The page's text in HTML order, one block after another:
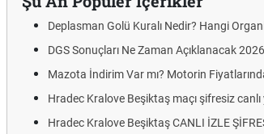
Deplasman Golü Kuralı Nedir? Hangi
DGS Sonuçları Ne Zaman Açıklanacak
Mazota İndirim Var mı? Motorin
Hradec Kralove Beşiktaş maçı şifresiz canlı
Hradec Kralove Beşiktaş CANLI İZLE